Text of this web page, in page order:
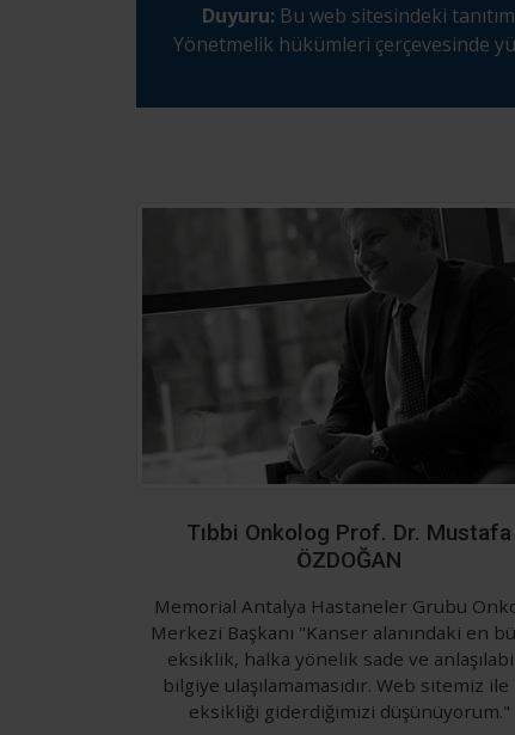
Duyuru: Bu web sitesindeki
Yönetmelik hükümleri çerçevesinde
Tıbbi Onkolog Prof. Dr. Mustafa
ÖZDOĞAN
Memorial Antalya Hastaneler Grubu
Merkezi Başkanı "Kanser alanındaki en
eksiklik, halka yönelik sade ve
bilgiye ulaşılamamasıdır. Web sitemiz ile
eksikliği giderdiğimizi düşünüyorum."